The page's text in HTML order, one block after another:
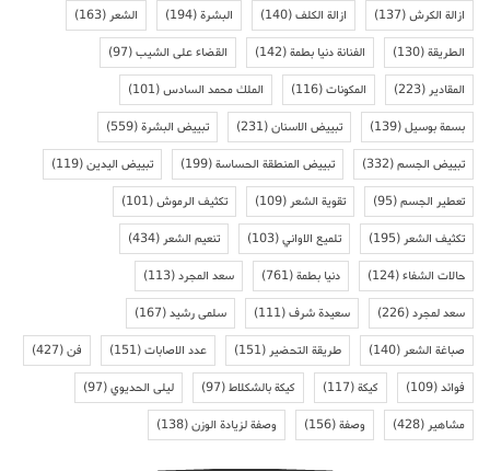
ازالة الكرش(137) ازالة الكلف(140) البشرة(194) الشعر(163)
الطريقة(130) الفنانة دنيا بطمة(142) القضاء على الشيب(97)
المقادير(223) المكونات(116) الملك محمد السادس(101)
بسمة بوسيل(139) تبييض الاسنان(231) تبييض البشرة(559)
تبييض الجسم(332) تبييض المنطقة الحساسة(199) تبييض اليدين(119)
تعطير الجسم(95) تقوية الشعر(109) تكثيف الرموش(101)
تكثيف الشعر(195) تلميع الاواني(103) تنعيم الشعر(434)
حالات الشفاء(124) دنيا بطمة(761) سعد المجرد(113)
سعد لمجرد(226) سعيدة شرف(111) سلمى رشيد(167)
صباغة الشعر(140) طريقة التحضير(151) عدد الاصابات(151) فن(427)
فوائد(109) كيكة(117) كيكة بالشكلاط(97) ليلى الحديوي(97)
مشاهير(428) وصفة(156) وصفة لزيادة الوزن(138)